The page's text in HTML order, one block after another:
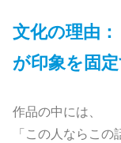
文化の理由
が印象を固
作品の中には、
「この人ならこの